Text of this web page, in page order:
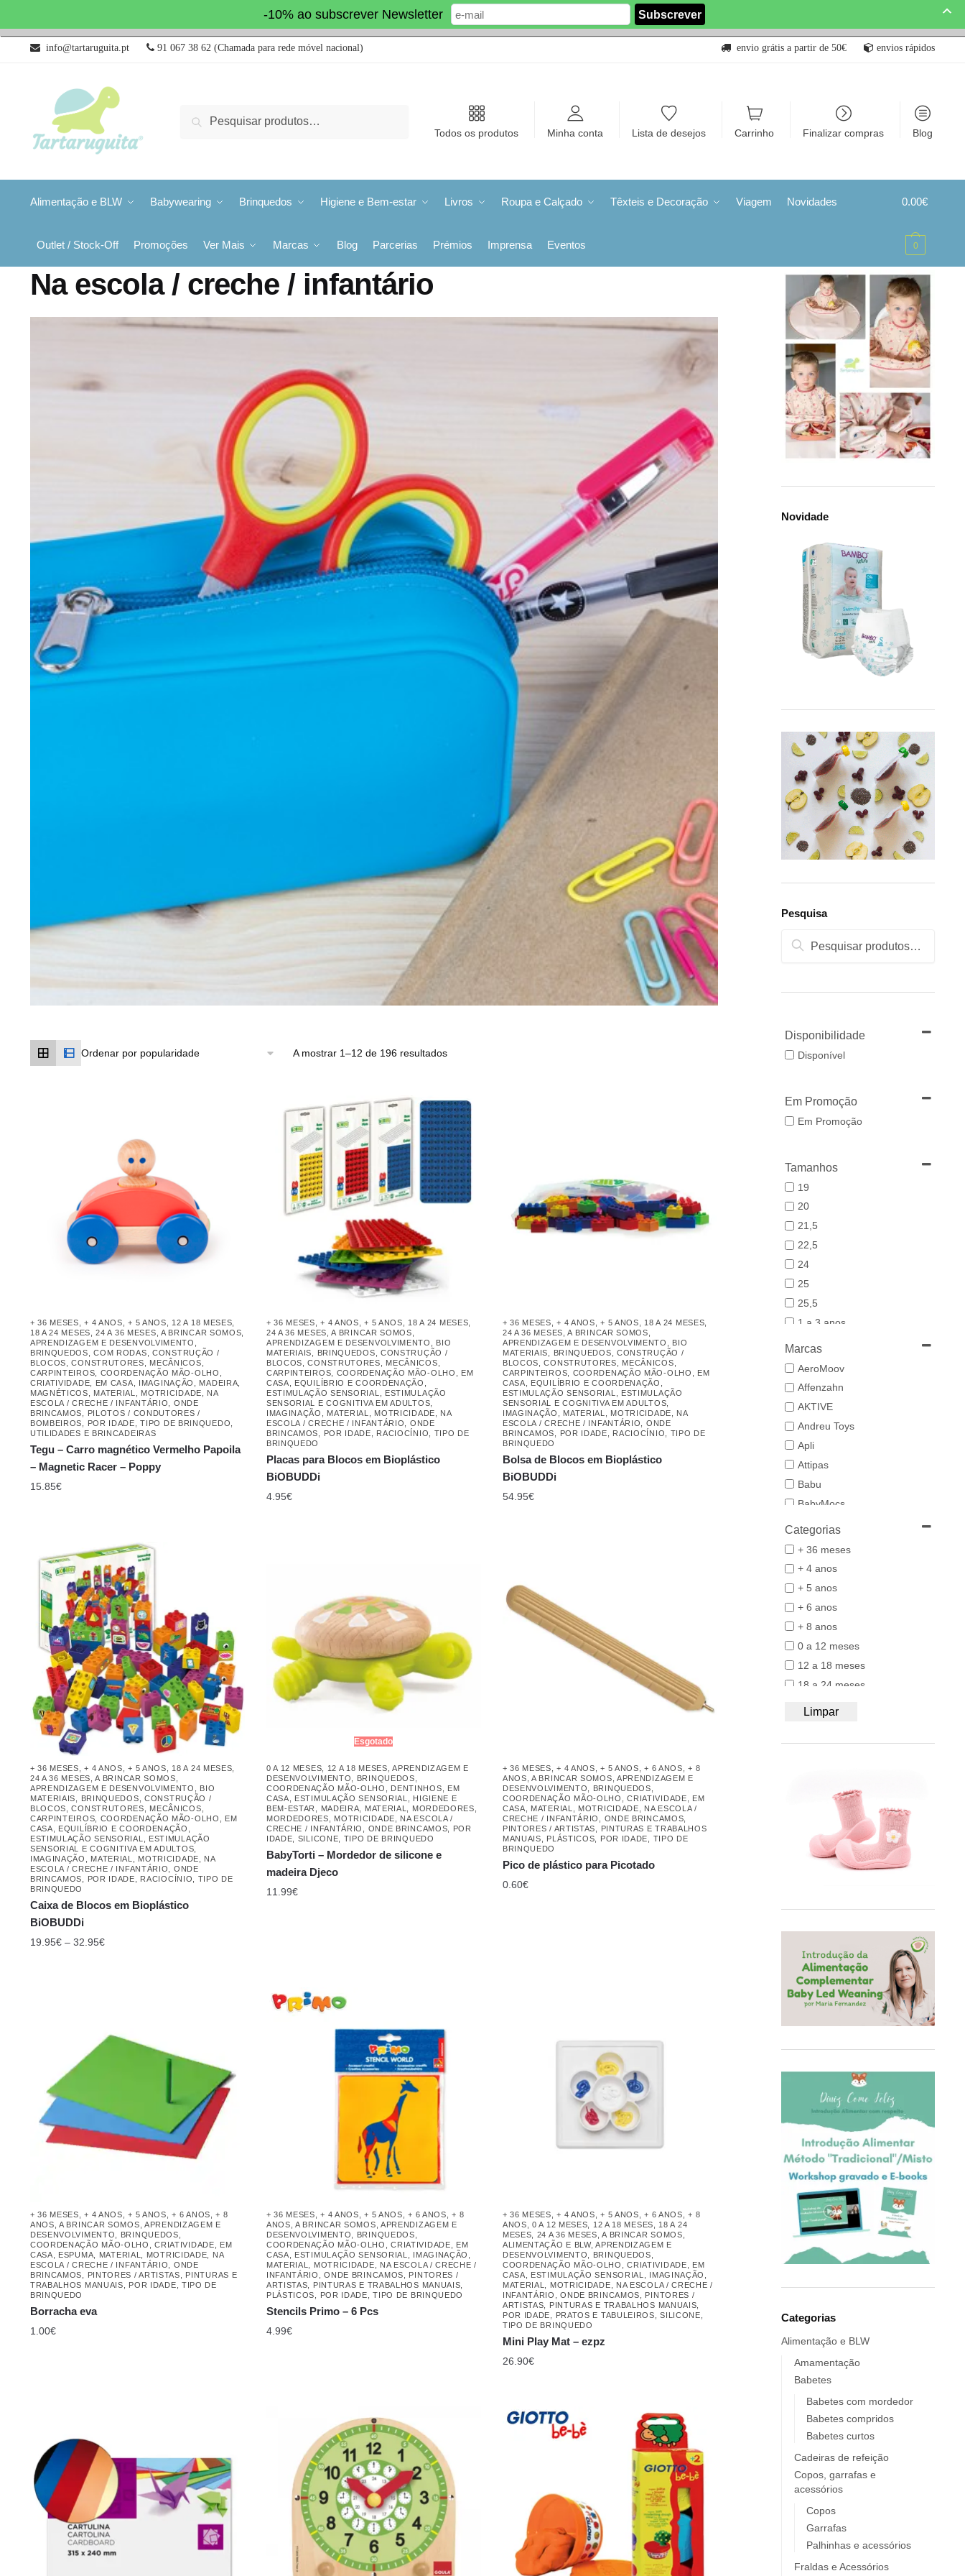
-10% ao subscrever Newsletter
info@tartaruguita.pt 91 067 38 62 (Chamada para rede móvel nacional) envio grátis a partir de 50€ envios rápidos
Pesquisa
Todos os produtos Minha conta Lista de desejos Carrinho Finalizar compras Blog
Alimentação e BLW Babywearing Brinquedos Higiene e Bem-estar Livros Roupa e Calçado Têxteis e Decoração Viagem Novidades
Outlet / Stock-Off Promoções Ver Mais Marcas Blog Parcerias Prémios Imprensa Eventos
0.00€
0
Na escola / creche / infantário
A mostrar 1–12 de 196 resultados
+ 36 MESES ,+ 4 ANOS ,+ 5 ANOS 12 A 18 MESES
18 A 24 MESES ,24 A 36 MESES A BRINCAR SOMOS
APRENDIZAGEM E DESENVOLVIMENTO
BRINQUEDOS ,COM RODAS
CONSTRUÇÃO /
BLOCOS ,CONSTRUTORES, MECÂNICOS,
CARPINTEIROS
COORDENAÇÃO MÃO-OLHO
CRIATIVIDADE
EM CASA IMAGINAÇÃO MADEIRA
MAGNÉTICOS
MATERIAL MOTRICIDADE
NA
ESCOLA / CRECHE / INFANTÁRIO
ONDE
BRINCAMOS
PILOTOS / CONDUTORES /
BOMBEIROS
POR IDADE ,TIPO DE BRINQUEDO
UTILIDADES E BRINCADEIRAS
Tegu – Carro magnético Vermelho Papoila
– Magnetic Racer – Poppy
15.85€
+ 36 MESES ,+ 4 ANOS ,+ 5 ANOS 18 A 24 MESES
24 A 36 MESES ,A BRINCAR SOMOS
APRENDIZAGEM E DESENVOLVIMENTO
BIO
MATERIAIS
BRINQUEDOS
CONSTRUÇÃO /
BLOCOS ,CONSTRUTORES, MECÂNICOS,
CARPINTEIROS
COORDENAÇÃO MÃO-OLHO
EM
CASA
EQUILÍBRIO E COORDENAÇÃO
ESTIMULAÇÃO SENSORIAL
ESTIMULAÇÃO
SENSORIAL E COGNITIVA EM ADULTOS
IMAGINAÇÃO
MATERIAL MOTRICIDADE
NA
ESCOLA / CRECHE / INFANTÁRIO
ONDE
BRINCAMOS
POR IDADE RACIOCÍNIO
TIPO DE
BRINQUEDO
Placas para Blocos em Bioplástico
BiOBUDDi
4.95€
+ 36 MESES ,+ 4 ANOS ,+ 5 ANOS 18 A 24 MESES
24 A 36 MESES ,A BRINCAR SOMOS
APRENDIZAGEM E DESENVOLVIMENTO
BIO
MATERIAIS
BRINQUEDOS
CONSTRUÇÃO /
BLOCOS ,CONSTRUTORES, MECÂNICOS,
CARPINTEIROS
COORDENAÇÃO MÃO-OLHO
EM
CASA
EQUILÍBRIO E COORDENAÇÃO
ESTIMULAÇÃO SENSORIAL
ESTIMULAÇÃO
SENSORIAL E COGNITIVA EM ADULTOS
IMAGINAÇÃO
MATERIAL MOTRICIDADE
NA
ESCOLA / CRECHE / INFANTÁRIO
ONDE
BRINCAMOS
POR IDADE RACIOCÍNIO
TIPO DE
BRINQUEDO
Bolsa de Blocos em Bioplástico
BiOBUDDi
54.95€
+ 36 MESES,+ 4 ANOS,+ 5 ANOS,18 A 24 MESES,
24 A 36 MESES,A BRINCAR SOMOS,
APRENDIZAGEM E DESENVOLVIMENTO , BIO
MATERIAIS, BRINQUEDOS, CONSTRUÇÃO /
BLOCOS,CONSTRUTORES, MECÂNICOS,
CARPINTEIROS, COORDENAÇÃO MÃO-OLHO , EM
CASA, EQUILÍBRIO E COORDENAÇÃO ,
ESTIMULAÇÃO SENSORIAL, ESTIMULAÇÃO
SENSORIAL E COGNITIVA EM ADULTOS,
IMAGINAÇÃO , MATERIAL, MOTRICIDADE, NA
ESCOLA / CRECHE / INFANTÁRIO, ONDE
BRINCAMOS, POR IDADE, RACIOCÍNIO, TIPO DE
BRINQUEDO
Caixa de Blocos em Bioplástico
BiOBUDDi
19.95€ – 32.95€
Esgotado
0 A 12 MESES, 12 A 18 MESES,APRENDIZAGEM E
DESENVOLVIMENTO, BRINQUEDOS,
COORDENAÇÃO MÃO-OLHO , DENTINHOS, EM
CASA, ESTIMULAÇÃO SENSORIAL, HIGIENE E
BEM-ESTAR, MADEIRA, MATERIAL, MORDEDORES,
MORDEDORES, MOTRICIDADE, NA ESCOLA /
CRECHE / INFANTÁRIO , ONDE BRINCAMOS,
POR
IDADE, SILICONE, TIPO DE BRINQUEDO
BabyTorti – Mordedor de silicone e
madeira Djeco
11.99€
+ 36 MESES,+ 4 ANOS,+ 5 ANOS,+ 6 ANOS,+ 8
ANOS,A BRINCAR SOMOS, APRENDIZAGEM E
DESENVOLVIMENTO, BRINQUEDOS,
COORDENAÇÃO MÃO-OLHO ,CRIATIVIDADE, EM
CASA, MATERIAL, MOTRICIDADE, NA ESCOLA /
CRECHE / INFANTÁRIO , ONDE BRINCAMOS,
PINTORES / ARTISTAS,
PINTURAS E TRABALHOS
MANUAIS, PLÁSTICOS, POR IDADE, TIPO DE
BRINQUEDO
Pico de plástico para Picotado
0.60€
+ 36 MESES,+ 4 ANOS,+ 5 ANOS,+ 6 ANOS,+ 8
ANOS,A BRINCAR SOMOS, APRENDIZAGEM E
DESENVOLVIMENTO, BRINQUEDOS,
COORDENAÇÃO MÃO-OLHO ,CRIATIVIDADE, EM
CASA, ESPUMA, MATERIAL, MOTRICIDADE, NA
ESCOLA / CRECHE / INFANTÁRIO, ONDE
BRINCAMOS, PINTORES / ARTISTAS, PINTURAS E
TRABALHOS MANUAIS, POR IDADE, TIPO DE
BRINQUEDO
Borracha eva
1.00€
+ 36 MESES,+ 4 ANOS,+ 5 ANOS,+ 6 ANOS,+ 8
ANOS,A BRINCAR SOMOS, APRENDIZAGEM E
DESENVOLVIMENTO, BRINQUEDOS,
COORDENAÇÃO MÃO-OLHO ,CRIATIVIDADE, EM
CASA, ESTIMULAÇÃO SENSORIAL, IMAGINAÇÃO ,
MATERIAL, MOTRICIDADE, NA ESCOLA / CRECHE /
INFANTÁRIO ,ONDE BRINCAMOS, PINTORES /
ARTISTAS, PINTURAS E TRABALHOS MANUAIS,
PLÁSTICOS, POR IDADE,TIPO DE BRINQUEDO
Stencils Primo – 6 Pcs
4.99€
+ 36 MESES,+ 4 ANOS,+ 5 ANOS,+ 6 ANOS,+ 8
ANOS,0 A 12 MESES, 12 A 18 MESES,18 A 24
MESES, 24 A 36 MESES,A BRINCAR SOMOS,
ALIMENTAÇÃO E BLW,APRENDIZAGEM E
DESENVOLVIMENTO, BRINQUEDOS,
COORDENAÇÃO MÃO-OLHO ,CRIATIVIDADE, EM
CASA, ESTIMULAÇÃO SENSORIAL, IMAGINAÇÃO ,
MATERIAL, MOTRICIDADE, NA ESCOLA / CRECHE /
INFANTÁRIO ,ONDE BRINCAMOS, PINTORES /
ARTISTAS, PINTURAS E TRABALHOS MANUAIS,
POR IDADE, PRATOS E TABULEIROS,SILICONE,
TIPO DE BRINQUEDO
Mini Play Mat – ezpz
26.90€
Novidade
Pesquisa
Pesquisa
Disponibilidade
Disponível
Em Promoção
Em Promoção
Tamanhos
19
20
21,5
22,5
24
25
25,5
1 a 3 anos
29/30
3 a 6 anos
31
32/33
50/56
62/68
74/80
86/92
A4
Marcas
AeroMoov
Affenzahn
AKTIVE
Andreu Toys
Apli
Attipas
Babu
BabyMocs
Babywoods
Bobbi Ravioli
BS Toys
BundleBean
Carl Oscar®
Close Parent
Colorino
COQ6GRUE
Cra-Z-Art
Crealign
Cubbies
Delphin
DoddleBags
Doidy Cup®
EBULOBO
ECO Brotbox
eco rascals
Educa
Ego Editora
Eigenart
El Saquitos de la Salud
Elobra KIDS
Everyday Baby
FÜRNIS
Gloop
Goula
Grabease
grums
Haakaa
HappyBear Diapers
Categorias
+ 36 meses
+ 4 anos
+ 5 anos
+ 6 anos
+ 8 anos
0 a 12 meses
12 a 18 meses
18 a 24 meses
Acessórios de Babywearing
Arrumação
Arrumação e Decoração
Babetes
Babetes compridos
Brinquedos
Com rodas
Construção / Blocos
Cuidados Pessoais
Equilíbrio e Coordenação
Figuras
Fraldas e Naninhas/Doudou
Ginásios para bebés
Higiene e Bem-estar
Imitação
Livros
Madeira
Mobiliário
Mordedores
Outlet / Stock-Off
Pinturas e Trabalhos
Manuais
Por Idade
Preparação, Conservação e
Temáticos / Aniversários
Têxteis, Móveis e Decoração
Utilidades
Utilidades e Brincadeiras
Verão
Viagem
Limpar
Categorias
Alimentação e BLW
Amamentação
Babetes
Babetes com mordedor
Babetes compridos
Babetes curtos
Cadeiras de refeição
Copos, garrafas e
acessórios
Copos
Garrafas
Palhinhas e acessórios
Fraldas e Acessórios